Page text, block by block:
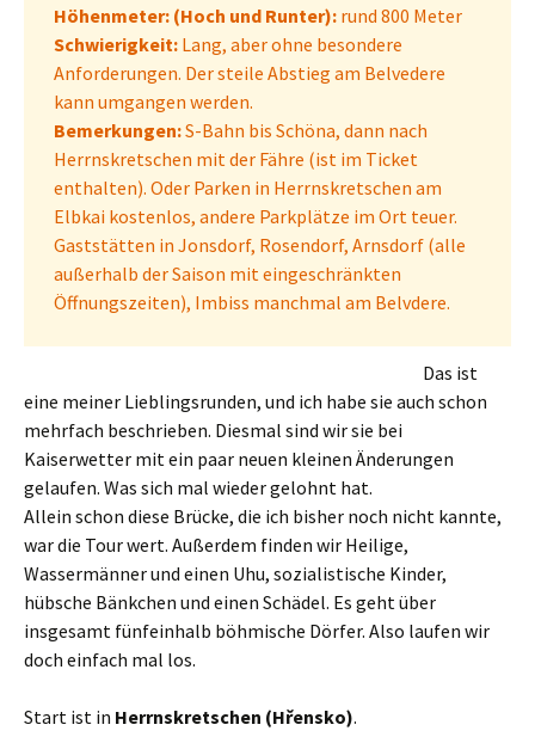
Höhenmeter: (Hoch und Runter): rund 800 Meter
Schwierigkeit: Lang, aber ohne besondere
Anforderungen. Der steile Abstieg am Belvedere
kann umgangen werden.
Bemerkungen:S-Bahn bis Schöna, dann nach
Herrnskretschen mit der Fähre (ist im Ticket
enthalten). Oder Parken in Herrnskretschen am
Elbkai kostenlos, andere Parkplätze im Ort teuer.
Gaststätten in Jonsdorf, Rosendorf, Arnsdorf (alle
außerhalb der Saison mit eingeschränkten
Öffnungszeiten), Imbiss manchmal am Belvdere.
Das ist
eine meiner Lieblingsrunden, und ich habe sie auch schon
mehrfach beschrieben. Diesmal sind wir sie bei
Kaiserwetter mit ein paar neuen kleinen Änderungen
gelaufen. Was sich mal wieder gelohnt hat.
Allein schon diese Brücke, die ich bisher noch nicht kannte,
war die Tour wert. Außerdem finden wir Heilige,
Wassermänner und einen Uhu, sozialistische Kinder,
hübsche Bänkchen und einen Schädel. Es geht über
insgesamt fünfeinhalb böhmische Dörfer. Also laufen wir
doch einfach mal los.
Start ist in Herrnskretschen (Hřensko).